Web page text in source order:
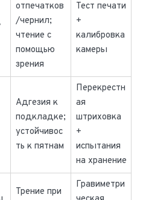
отпечатков
/чернил;
чтение с
помощью
зрения
Тест печати
+
калибровка
камеры
Адгезия к
подкладке;
устойчивос
ть к пятнам
Перекрестн
ая
штриховка
+
испытания
на хранение
Трение при
Гравиметри